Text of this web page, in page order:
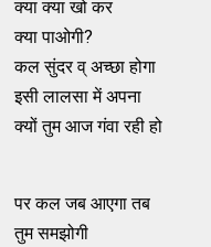
क्या क्या खो कर
क्या पाओगी?
कल सुंदर व् अच्छा होगा
इसी लालसा में अपना
क्यों तुम आज गंवा रही हो
पर कल जब आएगा तब
तुम समझोगी